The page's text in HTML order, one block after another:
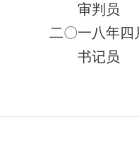
审判
二〇一八年四
书记